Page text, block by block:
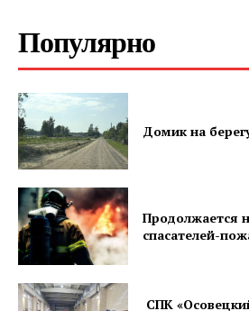
"Драгічынскі
Популярно
Домик на
Продолжается
спасателей-
СПК